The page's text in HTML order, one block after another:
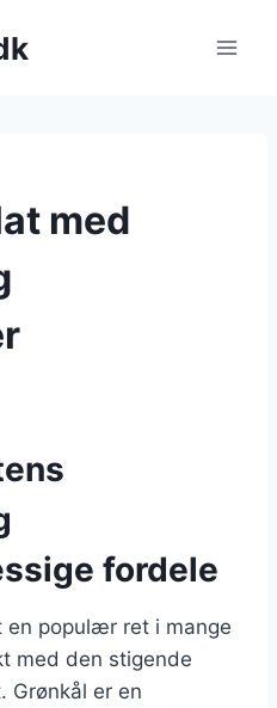
med
fordele
en populær ret i mange
med den stigende
Grønkål er en